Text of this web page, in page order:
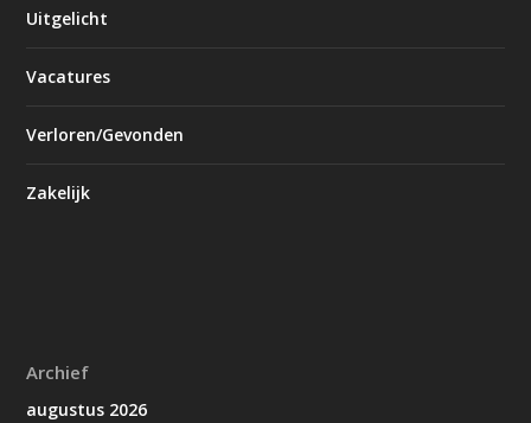
Uitgelicht
Vacatures
Verloren/Gevonden
Zakelijk
Archief
augustus 2026